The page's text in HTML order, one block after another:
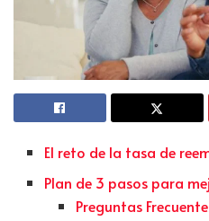
El reto de la tasa de
Plan de 3 pasos para
Preguntas